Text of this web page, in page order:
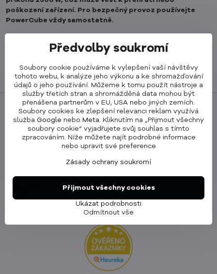
poškození zařízení. Pro bezpečný provoz používejte
PowerCube vždy samostatně.
Nejlépe hodnocený e-shop
98% hodnocení na Heuréce
90 dní na vrácení
nebo výměnu zdarma
Druhý den u vás doma
Jsme česká značka
Předvolby soukromí
Soubory cookie používáme k vylepšení vaší návštěvy
tohoto webu, k analýze jeho výkonu a ke shromažďování
údajů o jeho používání. Můžeme k tomu použít nástroje a
služby třetích stran a shromážděná data mohou být
přenášena partnerům v EU, USA nebo jiných zemích.
Soubory cookies ke zlepšení relevanci reklam využívá
služba Google nebo Meta . Kliknutím na „Přijmout všechny
soubory cookie“ vyjadřujete svůj souhlas s tímto
zpracováním. Níže můžete najít podrobné informace
nebo upravit své preference
Zásady ochrany soukromí
Ukázat podrobnosti
Přijmout všechny cookies
Odmítnout vše